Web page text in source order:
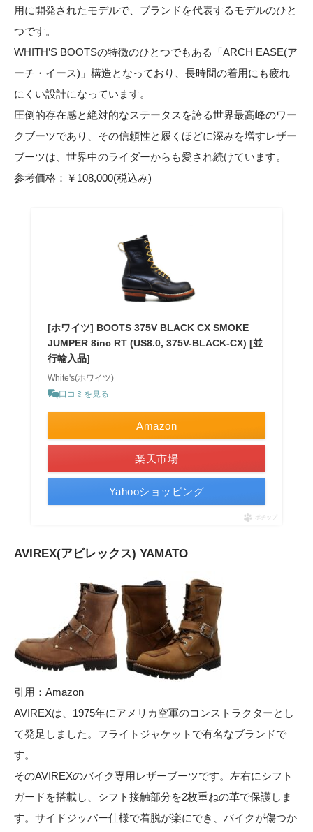
用に開発されたモデルで、ブランドを代表するモデルのひと
つです。
WHITH’S BOOTSの特徴のひとつでもある「ARCH EASE(ア
ーチ・イース)」構造となっており、長時間の着用にも疲れ
にくい設計になっています。
圧倒的存在感と絶対的なステータスを誇る世界最高峰のワー
クブーツであり、その信頼性と履くほどに深みを増すレザー
ブーツは、世界中のライダーからも愛され続けています。
参考価格：￥108,000(税込み)
[ホワイツ] BOOTS 375V BLACK CX SMOKE
JUMPER 8inc RT (US8.0, 375V-BLACK-CX) [並
行輸入品]
White's(ホワイツ)
口コミを見る
Amazon
楽天市場
Yahooショッピング
ポチップ
AVIREX(アビレックス) YAMATO
引用： Amazon
AVIREXは、1975年にアメリカ空軍のコンストラクターとし
て発足しました。フライトジャケットで有名なブランドで
す。
そのAVIREXのバイク専用レザーブーツです。左右にシフト
ガードを搭載し、シフト接触部分を2枚重ねの革で保護しま
す。サイドジッパー仕様で着脱が楽にでき、バイクが傷つか